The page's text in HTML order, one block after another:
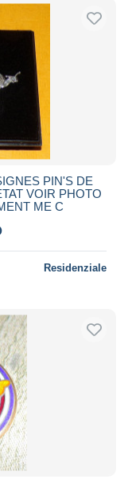
ora
USD
PIN'S DE
VOIR PHOTO
ME C
Residenziale